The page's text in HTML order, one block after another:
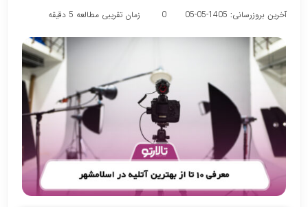
آخرین بروزرسانی: 1405-05-05
0 زمان تقریبی مطالعه 5 دقیقه